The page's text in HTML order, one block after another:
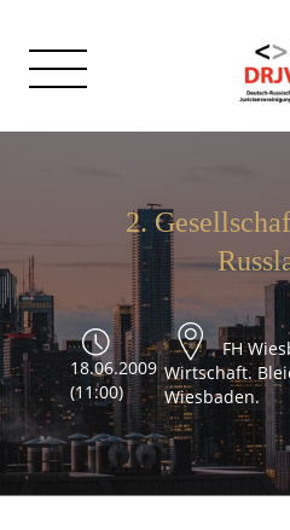
2.
18.06.2009
(11:00)
FH
Wirtschaft.
Wiesbaden.